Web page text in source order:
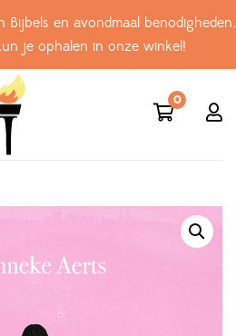
Bijbels en avondmaal benodigheden.
je ophalen in onze winkel!
0